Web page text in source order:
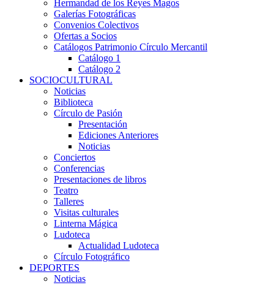
Hermandad de los Reyes Magos
Galerías Fotográficas
Convenios Colectivos
Ofertas a Socios
Catálogos Patrimonio Círculo Mercantil
Catálogo 1
Catálogo 2
SOCIOCULTURAL
Noticias
Biblioteca
Círculo de Pasión
Presentación
Ediciones Anteriores
Noticias
Conciertos
Conferencias
Presentaciones de libros
Teatro
Talleres
Visitas culturales
Linterna Mágica
Ludoteca
Actualidad Ludoteca
Círculo Fotográfico
DEPORTES
Noticias